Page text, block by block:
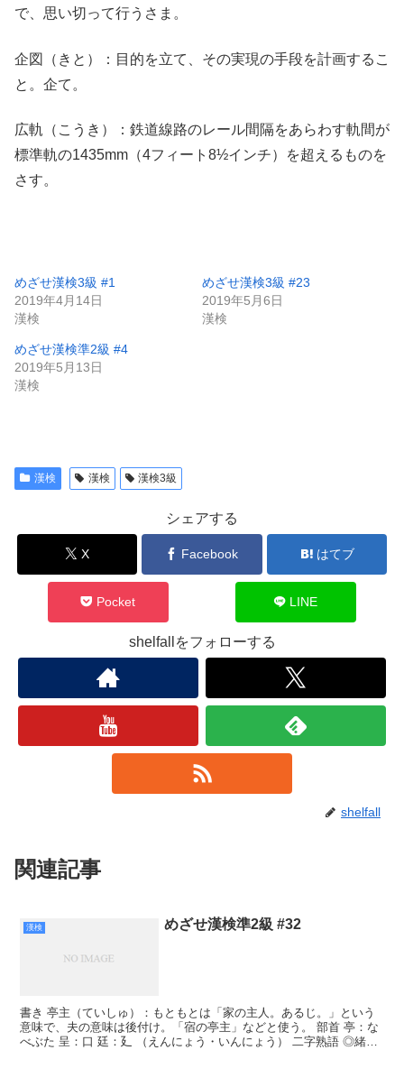
で、思い切って行うさま。
企図（きと）：目的を立て、その実現の手段を計画するこ
と。企て。
広軌（こうき）：鉄道線路のレール間隔をあらわす軌間が
標準軌の1435mm（4フィート8½インチ）を超えるものを
さす。
めざせ漢検3級 #1
2019年4月14日
漢検
めざせ漢検3級 #23
2019年5月6日
漢検
めざせ漢検準2級 #4
2019年5月13日
漢検
漢検 漢検 漢検3級
シェアする
X Facebook はてブ
Pocket LINE
shelfallをフォローする
shelfall
関連記事
漢検 めざせ漢検準2級 #32
書き 亭主（ていしゅ）：もともとは「家の主人。あるじ。」という
意味で、夫の意味は後付け。「宿の亭主」などと使う。 部首 亭：な
べぶた 呈：口 廷：廴 （えんにょう・いんにょう） 二字熟語 ◎緒戦